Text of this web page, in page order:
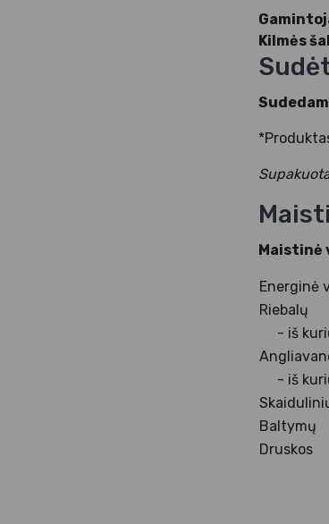
Kilmės
Maistinė
Energinė
Riebalų
- iš
- iš
Baltymų
Druskos